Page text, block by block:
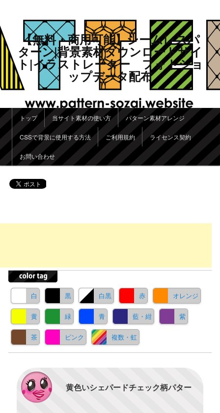
【無料・商用可能】シームレスパ
ターン|背景素材ダウンロードサイ
ト|イラストレーター フォトショ
ップデータ配布
メインメニュー
メインコンテンツへ移動
サブコンテンツへ移動
トップ 当サイト素材の使い方 パターン素材アレンジ
CSSで背景に使用する方法 ご利用規約 ライセンス契約
お問い合わせ
白 黒 白黒 赤 オレンジ
黄 緑 青 藍・紺 紫
茶 ピンク 複数・虹
黄色いシェパードチェック柄パター